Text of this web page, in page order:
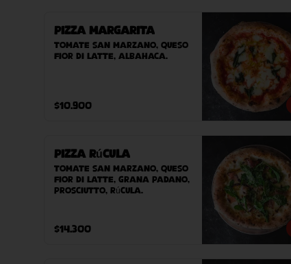
Pizza Margarita
Tomate San Marzano, queso
Fior Di Latte, albahaca.
$10.900
Pizza Rúcula
Tomate San Marzano, queso
Fior Di Latte, Grana padano,
prosciutto, rúcula.
$14.300